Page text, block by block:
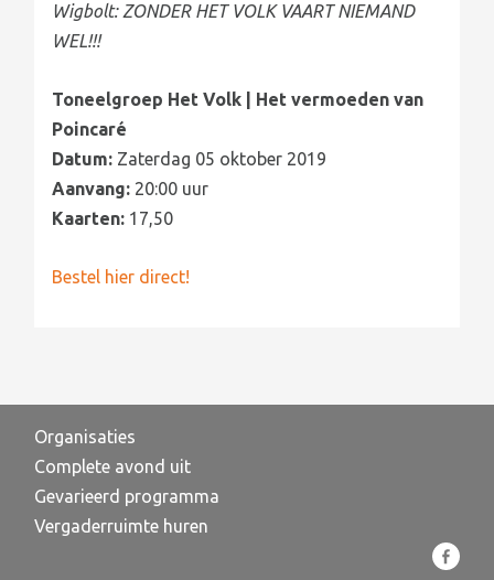
Wigbolt: ZONDER HET VOLK VAART NIEMAND
WEL!!!
Toneelgroep Het Volk | Het vermoeden van
Poincaré
Datum: Zaterdag 05 oktober 2019
Aanvang: 20:00 uur
Kaarten: 17,50
Bestel hier direct!
Organisaties
Complete avond uit
Gevarieerd programma
Vergaderruimte huren